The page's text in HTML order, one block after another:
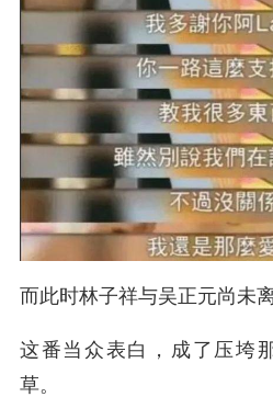
而此时林子祥与吴正元尚未离
这番当众表白，成了压垮
草。